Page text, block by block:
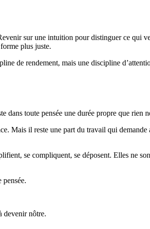
sur une intuition pour distinguer ce qui
plus juste.
de rendement, mais une discipline
toute pensée une durée propre que rien
Mais il reste une part du travail qui demande
se compliquent, se déposent. Elles ne
pensée.
devenir nôtre.